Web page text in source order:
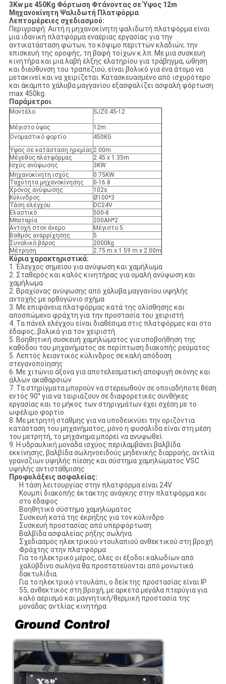
3Kw με 450Kg Φόρτωση Φτάνοντας σε Ύψος 12m
Μηχανοκίνητη Ψαλιδωτή Πλατφόρμα
Λεπτομέρειες σχεδιασμού:
Περιγραφή: Αυτή η μηχανοκίνητη ψαλιδωτή πλατφόρμα είναι
μια ιδανική πλατφόρμα εναέριας εργασίας για την
αντικατάσταση φώτων, το κόψιμο περιττών κλαδιών, την
επισκευή της οροφής, τη βαφή τοίχων κ.λπ. Με μια συσκευή
κινητήρα και μια λαβή έλξης ελατηρίου για τράβηγμα, ώθηση
και διεύθυνση του τραπεζιού, είναι βολικό για ένα άτομο να
μετακινεί και να χειρίζεται. Κατασκευασμένο από ισχυρότερο
και άκαμπτο χάλυβα μαγγανίου εξασφαλίζει ασφαλή φόρτωση
max 450kg.
Παράμετροι
Μοντέλο SJZ0.45-12
Μέγιστο ύψος
12m
Ονομαστικό φορτίο
450KG
Ύψος σε κατάσταση ηρεμίας 2.00m
Μέγεθος πλατφόρμας
2.45 x 1.35m
Ισχύς ανύψωσης
3KW
Μηχανοκίνητη ισχύς
0.75KW
Ταχύτητα μηχανοκίνησης
0-16.8
Χρόνος ανύψωσης
102s
Κύλινδρος
Ø100*3
Τάση ελέγχου
DC24V
Ελαστικό
500-8
Μπαταρία
200AH*2
Αντοχή στον άνεμο
Μέγιστο 5
Βαθμός αναρρίχησης
5
Συνολικό βάρος
2000kg
Μέτρηση
2.75 m x 1.59 m x 2.00m
Κύρια χαρακτηριστικά:
1. Έλεγχος σημείου για ανύψωση και χαμήλωμα
2. Σταθερός και καλός κινητήρας για ομαλή ανύψωση και
χαμήλωμα
2. Βραχίονας ανύψωσης από χάλυβα μαγγανίου υψηλής
αντοχής με ορθογώνιο σχήμα
3. Με επιφάνεια πλατφόρμας κατά της ολίσθησης και
αποσπώμενο φράχτη για την προστασία του χειριστή
4. Τα πάνελ ελέγχου είναι διαθέσιμα στις πλατφόρμες και στο
έδαφος, βολικά για τον χειριστή
5. Βοηθητική συσκευή χαμηλώματος για υποβοήθηση της
καθόδου του μηχανήματος σε περίπτωση διακοπής ρεύματος
5. Λεπτός λειαντικός κύλινδρος σε καλή απόδοση
στεγανοποίησης
6. Με χιτώνιο άξονα για αποτελεσματική αποφυγή σκόνης και
άλλων ακαθαρσιών
7. Τα στηρίγματα μπορούν να στερεωθούν σε οποιαδήποτε θέση
εντός 90° για να ταιριάζουν σε διαφορετικές συνθήκες
εργασίας και το μήκος των στηριγμάτων έχει σχέση με το
ωφέλιμο φορτίο.
8. Με μετρητή στάθμης για να υποδεικνύει την οριζόντια
κατάσταση του μηχανήματος, μόνο η φυσαλίδα είναι στη μέση
του μετρητή, το μηχάνημα μπορεί να ανυψωθεί.
9. Η υδραυλική μονάδα ισχύος περιλαμβάνει βαλβίδα
εκκίνησης, βαλβίδα σωληνοειδούς μηδενικής διαρροής, αντλία
γραναζιών υψηλής πίεσης και σύστημα χαμηλώματος VSC
υψηλής αντιστάθμισης
Προφυλάξεις ασφαλείας:
Η τάση λειτουργίας στην πλατφόρμα είναι 24V
Κουμπί διακοπής έκτακτης ανάγκης στην πλατφόρμα και
στο έδαφος
Βοηθητικό σύστημα χαμηλώματος
Συσκευή κατά της έκρηξης για τον κύλινδρο
Συσκευή προστασίας από υπερφόρτωση
Βαλβίδα ασφαλείας ρήξης σωλήνα
Σχεδιασμός ηλεκτρικού ντουλαπιού ανθεκτικού στη βροχή
Φράχτης στην πλατφόρμα
Για το ηλεκτρικό μέρος, όλες οι έξοδοι καλωδίων από
χαλύβδινο σωλήνα θα προστατεύονται από μονωτικά
δακτυλίδια.
Για το ηλεκτρικό ντουλάπι, ο δείκτης προστασίας είναι IP
55, ανθεκτικός στη βροχή, με αρκετά μεγάλα πτερύγια για
καλό αερισμό και μαγνητική/θερμική προστασία της
μονάδας αντλίας κινητήρα